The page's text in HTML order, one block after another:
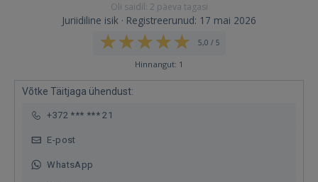
Oli saidil: 2 päeva tagasi
Juriidiline isik · Registreerunud: 17 mai 2026
5,0 / 5
Hinnangut: 1
Võtke Täitjaga ühendust:
+372 *** *** 21
E-post
WhatsApp